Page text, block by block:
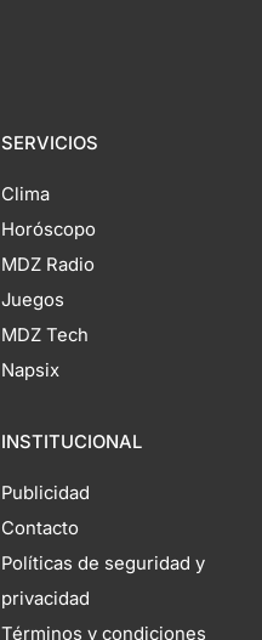
SERVICIOS
Clima
Horóscopo
MDZ Radio
Juegos
MDZ Tech
Napsix
INSTITUCIONAL
Publicidad
Contacto
Políticas de seguridad y
privacidad
Términos y condiciones